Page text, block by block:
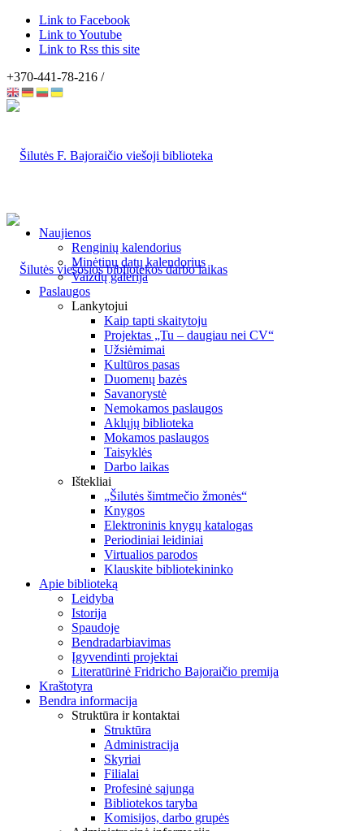
Link to Facebook
Link to Youtube
Link to Rss this site
+370-441-78-216 /
Naujienos
Renginių kalendorius
Minėtinų datų kalendorius
Vaizdų galerija
Paslaugos
Lankytojui
Kaip tapti skaitytoju
Projektas „Tu – daugiau nei CV“
Užsiėmimai
Kultūros pasas
Duomenų bazės
Savanorystė
Nemokamos paslaugos
Aklųjų biblioteka
Mokamos paslaugos
Taisyklės
Darbo laikas
Ištekliai
„Šilutės šimtmečio žmonės“
Knygos
Elektroninis knygų katalogas
Periodiniai leidiniai
Virtualios parodos
Klauskite bibliotekininko
Apie biblioteką
Leidyba
Istorija
Spaudoje
Bendradarbiavimas
Įgyvendinti projektai
Literatūrinė Fridricho Bajoraičio premija
Kraštotyra
Bendra informacija
Struktūra ir kontaktai
Struktūra
Administracija
Skyriai
Filialai
Profesinė sąjunga
Bibliotekos taryba
Komisijos, darbo grupės